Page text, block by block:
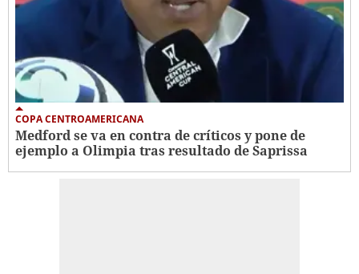
COPA CENTROAMERICANA
Medford se va en contra de críticos y pone de
ejemplo a Olimpia tras resultado de Saprissa